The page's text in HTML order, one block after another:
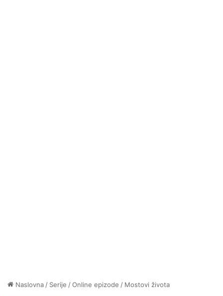
Naslovna / Serije /Online epizode / Mostovi života